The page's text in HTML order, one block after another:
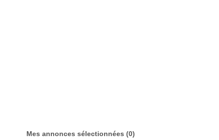
Mes annonces sélectionnées (0)